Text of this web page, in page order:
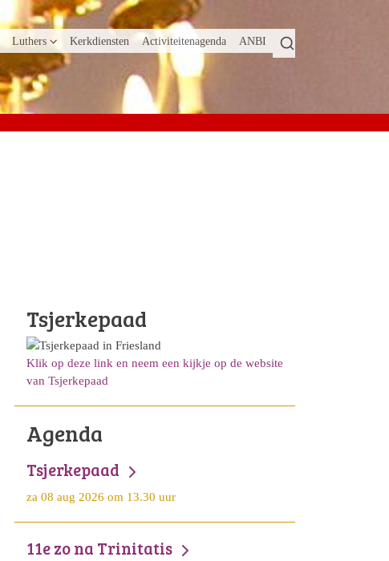
Luthers Kerkdiensten Activiteitenagenda ANBI
Tsjerkepaad
Klik op deze link en neem een kijkje op de website
van Tsjerkepaad
Agenda
Tsjerkepaad
za 08 aug 2026 om 13.30 uur
11e zo na Trinitatis